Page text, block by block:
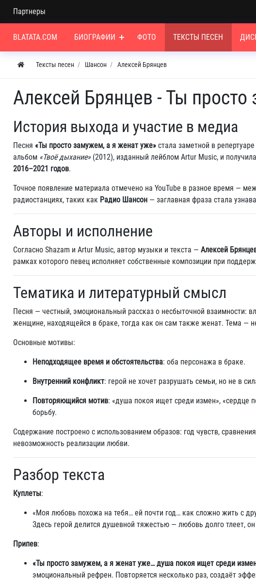
Партнеры
BLATATA.COM БИОГРАФИИ ФОТО ТЕКСТЫ ПЕСЕН
Тексты песен Шансон Алексей Брянцев
Алексей Брянцев - Ты
История выхода и участие в медиа
Песня «Ты просто замужем, а я женат уже» стала заметной в
альбом «Твоё дыхание»(2012), изданный лейблом Artur Music, и
2016–2021 годов.
Точное появление материала отмечено на YouTube в разное время —
радиостанциях, таких как Радио Шансон — заглавная фраза стала
Авторы и исполнение
Согласно Shazam и Artur Music, автор музыки и текста — Алексей
рамках которого певец исполняет собственные композиции при
Тематика и литературный смысл
Песня — честный, эмоциональный рассказ о несбыточной взаимности:
женщине, находящейся в браке, тогда как он сам также женат. Тема —
Основные мотивы:
Неподходящее время и обстоятельства: оба персонажа в браке.
Внутренний конфликт: герой не хочет разрушать семьи, но не в
Повторяющийся мотив: «душа покоя ищет среди измен», «сердце
борьбу.
Содержание построено с использованием образов: год чувств,
невозможность реализации любви.
Разбор текста
Куплеты:
«Моя любовь похожа на тебя… ей почти год… как сложно жить с
Здесь герой делится душевной тяжестью — любовь долго тлеет,
Припев:
«Ты просто замужем, а я женат уже… душа покоя ищет среди
эмоциональный рефрен. Повторяется несколько раз, создаёт